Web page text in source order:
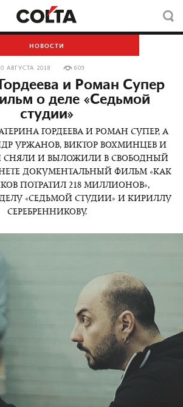
НОВОСТИ
АВГУСТА 2018 609
и Роман Супер
о деле «Седьмой
студии»
ГОРДЕЕВА И РОМАН СУПЕР, А
УРЖАНОВ, ВИКТОР ВОХМИНЦЕВ И
И ВЫЛОЖИЛИ В СВОБОДНЫЙ
ДОКУМЕНТАЛЬНЫЙ ФИЛЬМ «КАК
ПОТРАТИЛ 218 МИЛЛИОНОВ»,
«СЕДЬМОЙ СТУДИИ» И КИРИЛЛУ
СЕРЕБРЕННИКОВУ.